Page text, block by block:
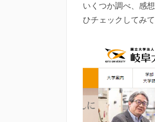
いくつか調べ、感
ひチェックしてみて